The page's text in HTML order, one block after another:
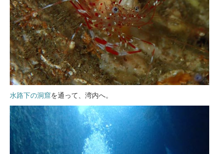
水路下の洞窟を通って、湾内へ。